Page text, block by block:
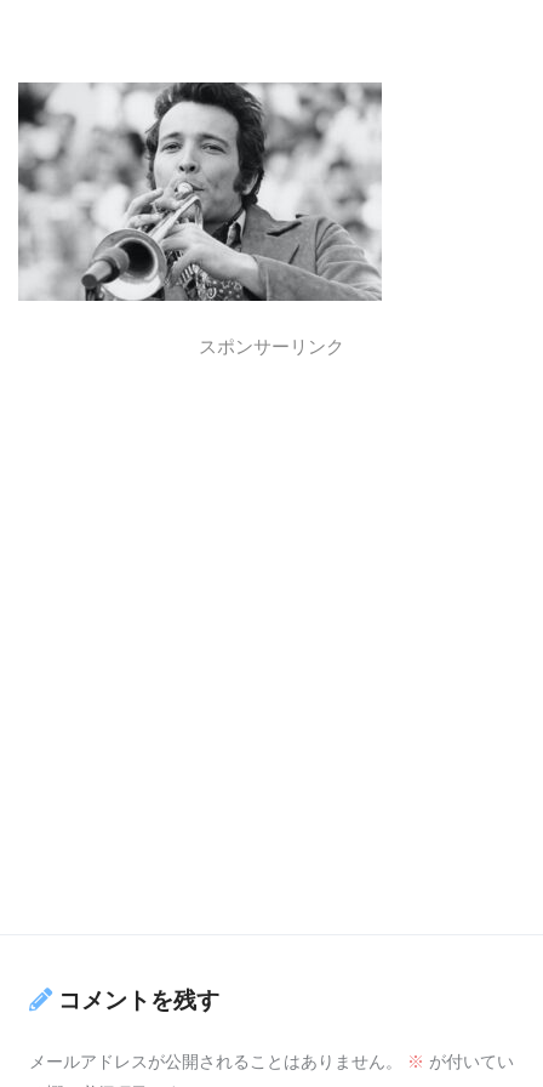
スポンサーリンク
コメントを残す
メールアドレスが公開されることはありません。 ※ が付いてい